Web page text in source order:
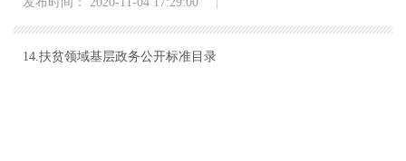
14.扶贫领域基层政务公开标准目录